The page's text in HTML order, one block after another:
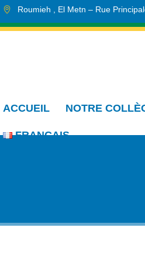
Roumieh , El Metn – Rue
info.cmdr@sa.edu.lb
ACCUEIL NOTRE
FRANÇAIS